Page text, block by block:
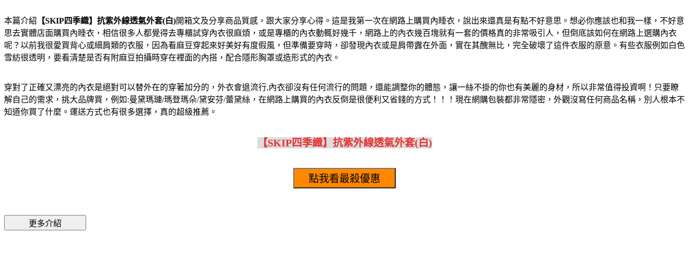
本篇介紹 【SKIP四季織】抗紫外線透氣外套(白)開箱文及分享商品質感，跟大家分享心得。這是我第一次在網路上購買內睡衣，說出來還真是有點不好意思。想必你應該也和我一樣，不好意
思去實體店面購買內睡衣，相信很多人都覺得去專櫃試穿內衣很麻煩，或是專櫃的內衣動輒好幾千，網路上的內衣幾百塊就有一套的價格真的非常吸引人，但倒底該如何在網路上選購內衣
呢？以前我很愛買背心或細肩類的衣服，因為看麻豆穿起來好美好有度假風，但準備要穿時，卻發現內衣或是肩帶露在外面，實在其醜無比，完全破壞了這件衣服的原意。有些衣服例如白色
雪紡很透明，要看清楚是否有附麻豆拍攝時穿在裡面的內搭，配合隱形胸罩或造形式的內衣。
穿對了正確又漂亮的內衣是絕對可以替外在的穿著加分的，外衣會退流行,內衣卻沒有任何流行的問題，還能調整你的體態，讓一絲不掛的你也有美麗的身材，所以非常值得投資啊！只要瞭
解自己的需求，挑大品牌買，例如:曼黛瑪璉/瑪登瑪朵/黛安芬/蕾黛絲，在網路上購買的內衣反倒是很便利又省錢的方式！！！現在網購包裝都非常隱密，外觀沒寫任何商品名稱，別人根本不
知道你買了什麼。運送方式也有很多選擇，真的超級推薦。
【SKIP四季織】抗紫外線透氣外套(白)